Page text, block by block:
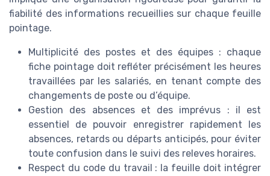
fiabilité des informations recueillies sur chaque feuille
pointage.
Multiplicité des postes et des équipes : chaque
fiche pointage doit refléter précisément les heures
travaillées par les salariés, en tenant compte des
changements de poste ou d’équipe.
Gestion des absences et des imprévus : il est
essentiel de pouvoir enregistrer rapidement les
absences, retards ou départs anticipés, pour éviter
toute confusion dans le suivi des releves horaires.
Respect du code du travail : la feuille doit intégrer